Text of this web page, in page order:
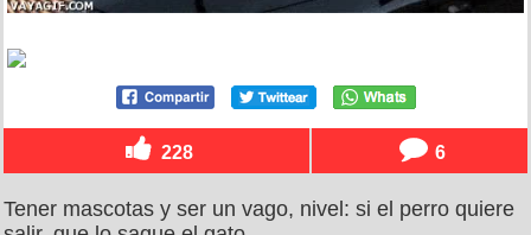
228 6
Tener mascotas y ser un vago, nivel: si el perro quiere